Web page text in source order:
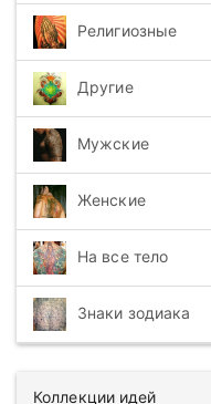
Религиозные
Другие
Мужские
Женские
На все тело
Знаки зодиака
Коллекции идей